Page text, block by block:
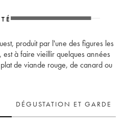
produit par l'une des figures les
à faire vieillir quelques années
de viande rouge, de canard ou
DÉGUSTATION ET GARDE